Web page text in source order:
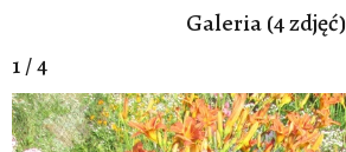
Galeria (4 zdjęć)
1 / 4